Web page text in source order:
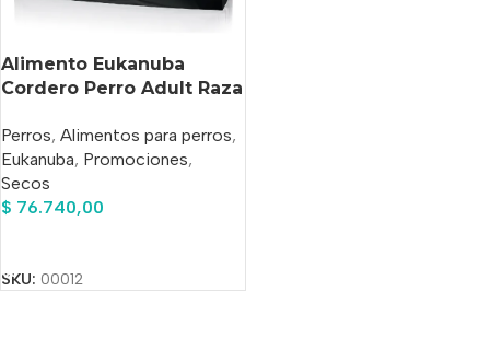
Alimento Eukanuba
Cordero Perro Adult Raza
Perros, Alimentos para perros,
Eukanuba, Promociones,
Secos
$ 76.740,00
SKU: 00012